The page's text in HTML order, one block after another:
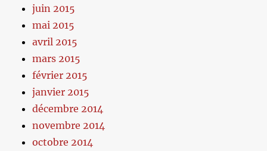
juin 2015
mai 2015
avril 2015
mars 2015
février 2015
janvier 2015
décembre 2014
novembre 2014
octobre 2014